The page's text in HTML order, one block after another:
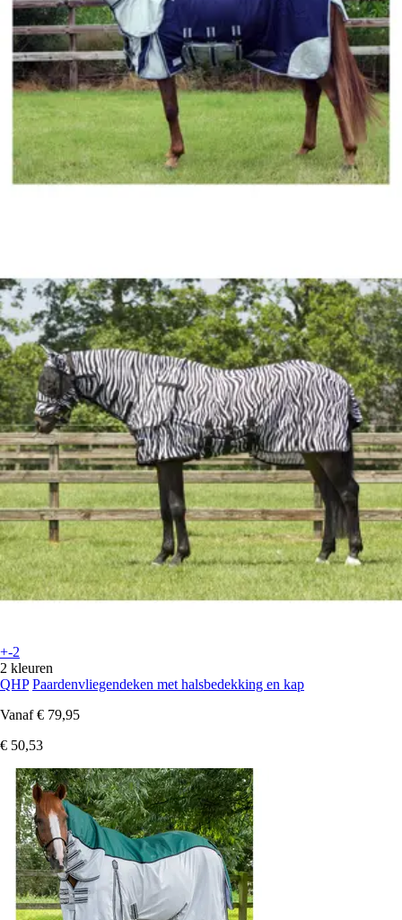
+-2
2 kleuren
QHP Paardenvliegendeken met halsbedekking en kap
Vanaf € 79,95
€ 50,53